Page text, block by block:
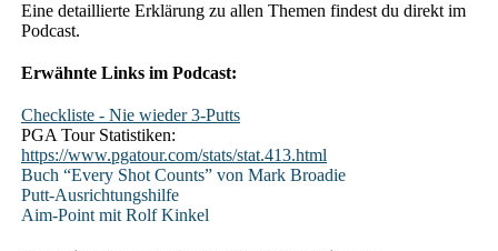
Eine detaillierte Erklärung zu allen Themen findest du direkt im
Podcast.
Erwähnte Links im Podcast:
Checkliste - Nie wieder 3-Putts
PGA Tour Statistiken:
https://www.pgatour.com/stats/stat.413.html
Buch “Every Shot Counts” von Mark Broadie
Putt-Ausrichtungshilfe
Aim-Point mit Rolf Kinkel